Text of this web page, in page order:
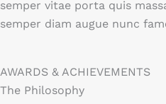
semper vitae porta quis
semper diam augue nunc
AWARDS & ACHIEVEMENTS
The Philosophy